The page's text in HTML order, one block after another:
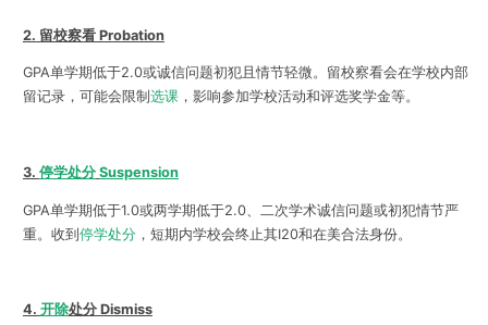
2. 留校察看 Probation
GPA单学期低于2.0或诚信问题初犯且情节轻微。留校察看会在学校内部
留记录，可能会限制 选课，影响参加学校活动和评选奖学金等。
3. 停学处分 Suspension
GPA单学期低于1.0或两学期低于2.0、二次学术诚信问题或初犯情节严
重。收到停学处分，短期内学校会终止其I20和在美合法身份。
4. 开除处分 Dismiss